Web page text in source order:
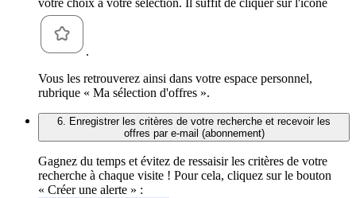
votre choix à votre sélection. Il suffit de cliquer sur l'icône
.
Vous les retrouverez ainsi dans votre espace personnel,
rubrique « Ma sélection d'offres ».
6. Enregistrer les critères de votre recherche et recevoir les
offres par e-mail (abonnement)
Gagnez du temps et évitez de ressaisir les critères de votre
recherche à chaque visite ! Pour cela, cliquez sur le bouton
« Créer une alerte » :